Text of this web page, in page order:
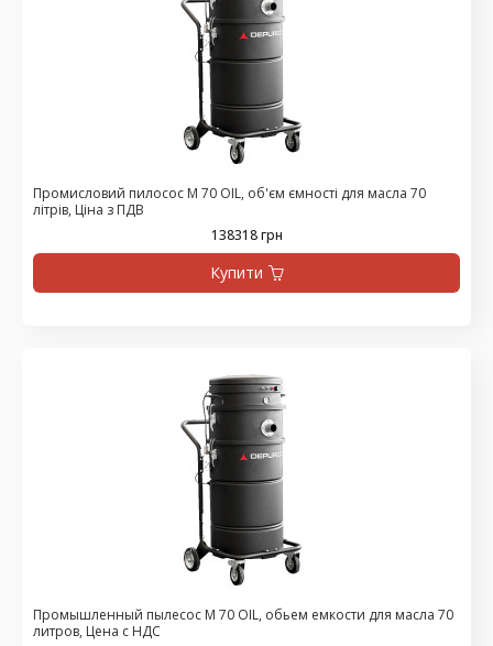
Промисловий пилосос M 70 OIL, об'єм ємності для масла 70
літрів, Ціна з ПДВ
138318 грн
Купити
Промышленный пылесос M 70 OIL, обьем емкости для масла 70
литров, Цена с НДС